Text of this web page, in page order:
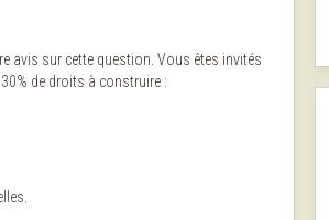
avis sur cette question. Vous êtes invités
de droits à construire :